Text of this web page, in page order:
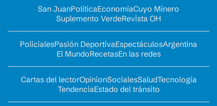
San JuanPolíticaEconomíaCuyo Minero
Suplemento VerdeRevista OH
PolicialesPasión DeportivaEspectáculosArgentina
El MundoRecetasEn las redes
Cartas del lectorOpinionSocialesSaludTecnología
TendenciaEstado del tránsito